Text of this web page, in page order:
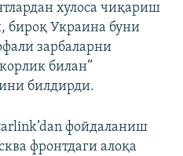
хулоса чиқариш
бироқ Украина буни
зарбаларни
билан”
билдирди.
фойдаланиш
фронтдаги алоқа